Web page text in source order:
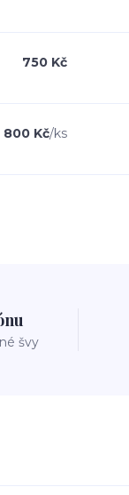
750 Kč
800 Kč/ks
švy